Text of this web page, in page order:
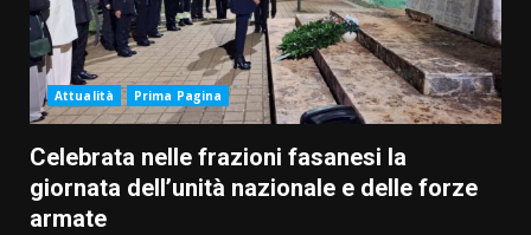
Attualità Prima Pagina
Celebrata nelle frazioni fasanesi la
giornata dell’unità nazionale e delle forze
armate